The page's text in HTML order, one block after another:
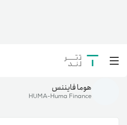
خانه رمزارزها/ خرید هوما (HUMA) | فروش HUMA | نمودار لحظه ای قیمت هوما
هوما فایننس
HUMA-Huma Finance